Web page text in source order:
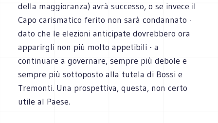
della maggioranza) avrà successo, o se invece il
Capo carismatico ferito non sarà condannato -
dato che le elezioni anticipate dovrebbero ora
apparirgli non più molto appetibili - a
continuare a governare, sempre più debole e
sempre più sottoposto alla tutela di Bossi e
Tremonti. Una prospettiva, questa, non certo
utile al Paese.